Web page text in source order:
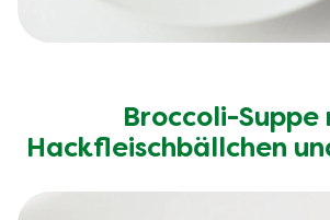
Broccoli-Suppe
Hackfleischbällchen